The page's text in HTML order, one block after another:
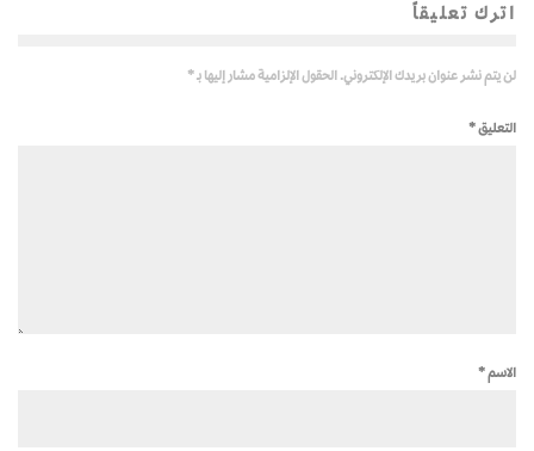
اترك تعليقاً
لن يتم نشر عنوان بريدك الإلكتروني. الحقول الإلزامية مشار إليها بـ*
التعليق*
الاسم*